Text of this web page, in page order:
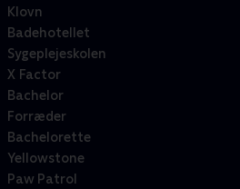
Klovn
Badehotellet
Sygeplejeskolen
X Factor
Bachelor
Forræder
Bachelorette
Yellowstone
Paw Patrol